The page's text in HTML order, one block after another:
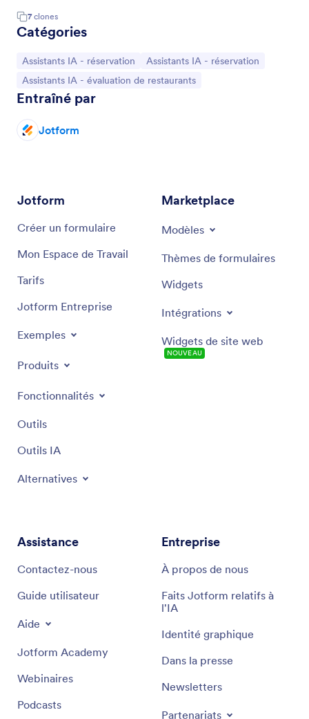
7 clones
Catégories
Accéder à la catégorie :
Assistants IA - réservation Accéder à la catégorie :
Assistants IA - réservation
Accéder à la catégorie :
Assistants IA - évaluation de restaurants
Entraîné par
Jotform
Jotform
Créer un formulaire
Mon Espace de Travail
Tarifs
Jotform Entreprise
Exemples
Produits
Fonctionnalités
Outils
Outils IA
Alternatives
Marketplace
Modèles
Thèmes de formulaires
Widgets
Intégrations
Widgets de site web
NOUVEAU
Assistance
Contactez-nous
Guide utilisateur
Aide
Jotform Academy
Webinaires
Podcasts
Entreprise
À propos de nous
Faits Jotform relatifs à
l'IA
Identité graphique
Dans la presse
Newsletters
Partenariats